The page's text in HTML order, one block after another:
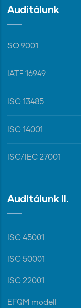
Auditálunk
SO 9001
IATF 16949
ISO 13485
ISO 14001
ISO/IEC 27001
Auditálunk II.
ISO 45001
ISO 50001
ISO 22001
EFQM modell